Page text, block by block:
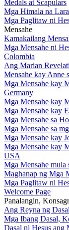
Medals at Scapulars
Mga Himala na
Mga Paglitaw ni
Mensahe
Kamakailang
Mga Mensahe ni
Colombia
Ang Marian
Mensahe kay Anne
Mga Mensahe kay
Germany
Mga Mensahe kay
Mga Mensahe kay
Mga Mensahe sa
Mga Mensahe sa
Mga Mensahe kay
Mga Mensahe kay
USA
Mga Mensahe mula
Maghanap ng Mga
Mga Paglitaw ni
Welcome Page
Panalangin,
Ang Reyna ng
Mga Ibang Dasal,
Dasal ni Hesus ang